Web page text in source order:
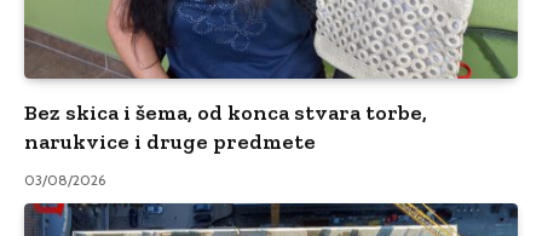
Bez skica i šema, od konca stvara torbe,
narukvice i druge predmete
03/08/2026